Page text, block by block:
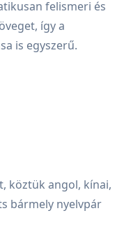
felismeri és
így a
is egyszerű.
köztük angol, kínai,
bármely nyelvpár